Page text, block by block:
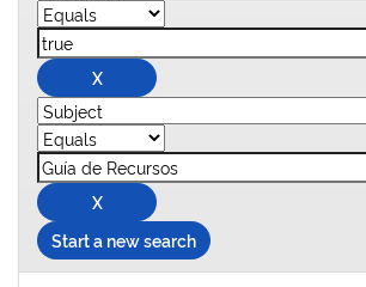
Start a new search